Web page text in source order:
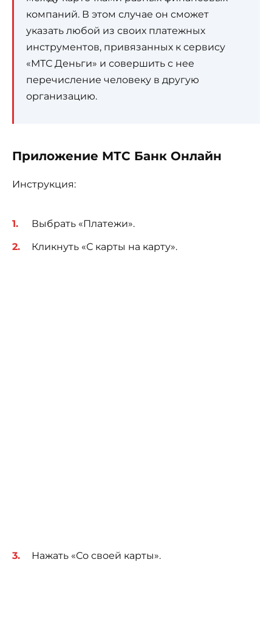
компаний. В этом случае он сможет
указать любой из своих платежных
инструментов, привязанных к сервису
«МТС Деньги» и совершить с нее
перечисление человеку в другую
организацию.
Приложение МТС Банк Онлайн
Инструкция:
Выбрать «Платежи».
Кликнуть «С карты на карту».
Нажать «Со своей карты».